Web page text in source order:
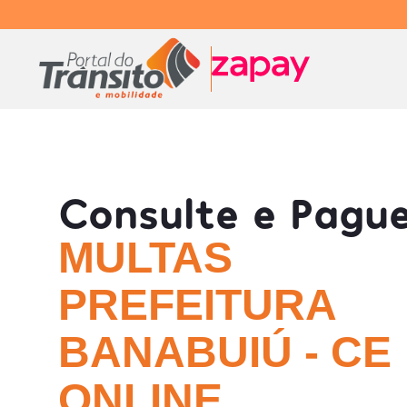
Consulte e
MULTAS
PREFEITURA
BANABUIÚ - CE